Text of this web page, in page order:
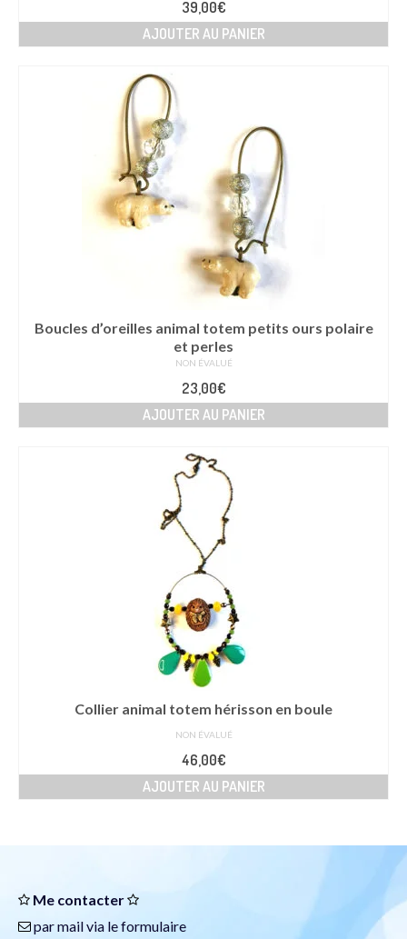
39,00€
AJOUTER AU PANIER
Boucles d’oreilles animal totem petits ours polaire
et perles
NON ÉVALUÉ
23,00€
AJOUTER AU PANIER
Collier animal totem hérisson en boule
NON ÉVALUÉ
46,00€
AJOUTER AU PANIER
Me contacter
par mail via leformulaire